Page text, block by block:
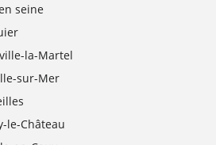
seine
la-Martel
sur-Mer
le-Château